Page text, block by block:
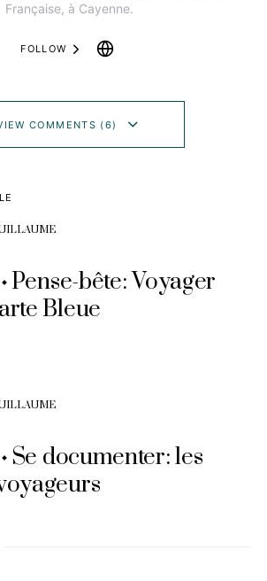
Française, à Cayenne.
FOLLOW
COMMENTS (6)
Pense-bête: Voyager
Bleue
Se documenter: les